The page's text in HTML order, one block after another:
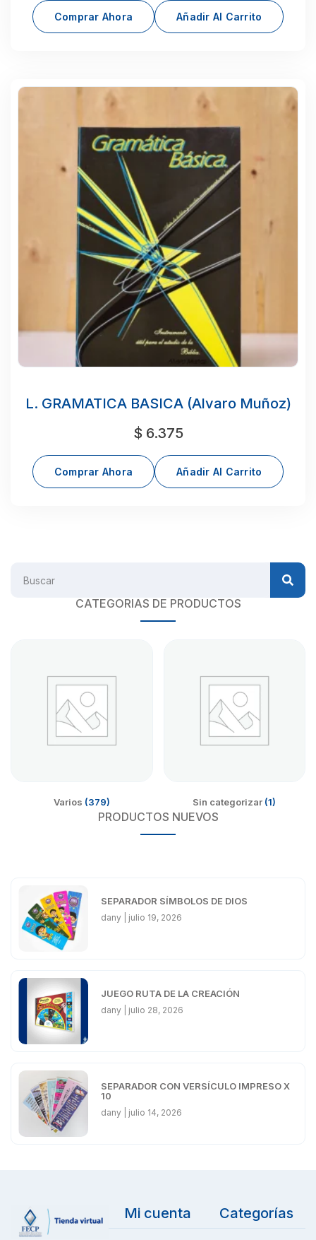
Comprar Ahora Añadir Al Carrito
L. GRAMATICA BASICA (Alvaro Muñoz)
$ 6.375
Comprar Ahora Añadir Al Carrito
CATEGORIAS DE PRODUCTOS
Varios (379) Sin categorizar (1)
PRODUCTOS NUEVOS
SEPARADOR SÍMBOLOS DE DIOS
dany julio 19, 2026
JUEGO RUTA DE LA CREACIÓN
dany julio 28, 2026
SEPARADOR CON VERSÍCULO IMPRESO X
10
dany julio 14, 2026
Mi cuenta Categorías